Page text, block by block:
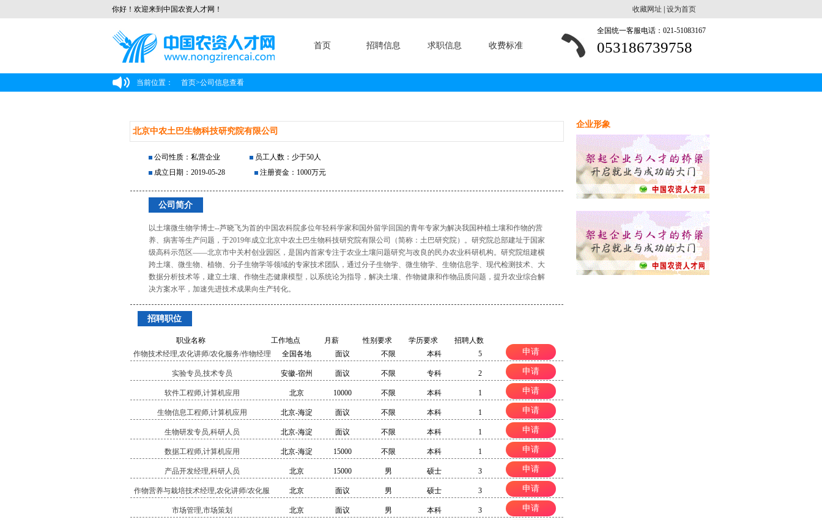
你好！欢迎来到中国农资人才网！ 收藏网址 设为首页
首页 招聘信息 求职信息 收费标准
全国统一客服电话：021-51083167
053186739758
当前位置： 首页>公司信息查看
北京中农土巴生物科技研究院有限公司
公司性质：私营企业
员工人数：少于50人
成立日期：2019-05-28
注册资金：1000万元
公司简介
以土壤微生物学博士--芦晓飞为首的中国农科院多位年轻科学家和国外留学回国的青年专家为解决我国种植土壤和作物的营
养、病害等生产问题，于2019年成立北京中农土巴生物科技研究院有限公司（简称：土巴研究院）。研究院总部建址于国家
级高科示范区——北京市中关村创业园区，是国内首家专注于农业土壤问题研究与改良的民办农业科研机构。研究院组建横
跨土壤、微生物、植物、分子生物学等领域的专家技术团队，通过分子生物学、微生物学、生物信息学、现代检测技术、大
数据分析技术等，建立土壤、作物生态健康模型，以系统论为指导，解决土壤、作物健康和作物品质问题，提升农业综合解
决方案水平，加速先进技术成果向生产转化。
招聘职位
职业名称 工作地点 月薪 性别要求 学历要求
招聘人数
作物技术经理,农化讲师/农化服务/作物经理
全国各地 面议 不限 本科 5 申请
实验专员,技术专员 安徽-宿州 面议 不限 专科 2 申请
软件工程师,计算机应用 北京 10000 不限 本科 1 申请
生物信息工程师,计算机应用 北京-海淀 面议 不限 本科 1 申请
生物研发专员,科研人员 北京-海淀 面议 不限 本科 1 申请
数据工程师,计算机应用 北京-海淀 15000 不限 本科 1 申请
产品开发经理,科研人员 北京 15000 男 硕士 3 申请
作物营养与栽培技术经理,农化讲师/农化服
北京 面议 男 硕士 3 申请
市场管理,市场策划 北京 面议 男 本科 3 申请
企业形象